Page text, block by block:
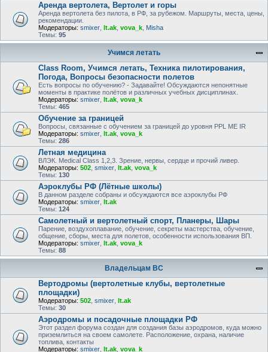
Аренда вертолета, Вертолет и горы
Аренда вертолета без пилота, в РФ, за рубежом. Маршруты, места, цены,
рекомендации.
Модераторы: smixer lt.ak vova_k Misha
Темы: 95
Учимся летать
Class Room, Учимся летать, Техника пилотирования,
Погода, Вопросы безопасности полетов
Есть вопросы по обучению? - Задавайте! Обсуждаются непонятные
моменты в практике полётов и различных учебных дисциплинах.
Модераторы: smixer lt.ak vova_k
Темы: 465
Обучение за границей
Вопросы, связанные с обучением за границей до уровня PPL ME IR
Модераторы: smixer lt.ak vova_k
Темы: 286
Летная медицина
ВЛЭК. Medical Class 1,2,3. Зрение, нервы, сердце и прочий ливер.
Модераторы: 502 smixer lt.ak vova_k
Темы: 130
Аэроклубы РФ (Лётные школы)
В данном разделе собраны и обсуждаются все аэроклубы РФ
Модераторы: smixer lt.ak
Темы: 124
Самолетный и вертолетный спорт, Планеры, Шары
Парение, воздухоплавание, обучение, секреты мастерства, обучение,
общение, сборы, места для полетов, особенности использования ВП.
Модераторы: smixer lt.ak vova_k
Темы: 88
Владельцам ВС
Вертодромы (вертолетные клубы, вертолетные
площадки)
Модераторы: 502 smixer lt.ak
Темы: 30
Аэродромы и посадочные площадки РФ
Этот раздел форума создан для создания базы аэродромов, куда можно
приземлиться на своем самолете. Расположение, охрана, наличие
топлива, контакты
Модераторы: smixer lt.ak vova_k